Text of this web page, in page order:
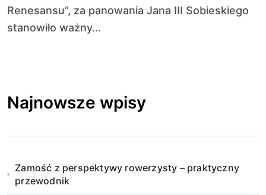
Renesansu”, za panowania Jana III Sobieskiego
stanowiło ważny...
Najnowsze wpisy
Zamość z perspektywy rowerzysty – praktyczny
przewodnik